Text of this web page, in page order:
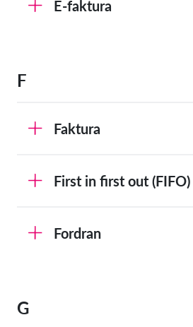
E-faktura
F
Faktura
First in first out (FIFO)
Fordran
G